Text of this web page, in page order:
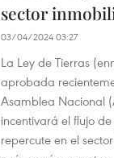
sector
03/04/2024 03:27
La Ley de Tierras
aprobada
Asamblea Nacional
incentivará el flujo
repercute en el